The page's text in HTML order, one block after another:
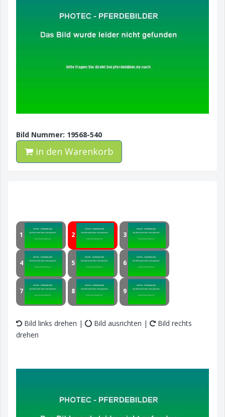
Bild Nummer: 19568-540
in den Warenkorb
1 2 3
4 5 6
7 8 9
Bild links drehen | Bild ausrichten |
Bild rechts
drehen